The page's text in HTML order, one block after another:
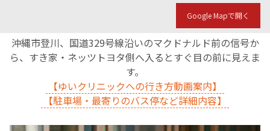
Google Mapで開く
沖縄市登川、国道329号線沿いのマクドナルド前の信号か
ら、すき家・ネッツトヨタ側へ入るとすぐ目の前に見えま
す。
【ゆいクリニックへの行き方動画案内】
【駐車場・最寄りのバス停など詳細内容】